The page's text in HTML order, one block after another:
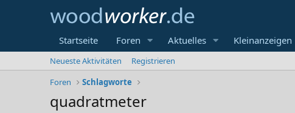
Startseite Foren Aktuelles Kleinanzeigen
Neueste Aktivitäten
Registrieren
Foren
Schlagworte
quadratmeter